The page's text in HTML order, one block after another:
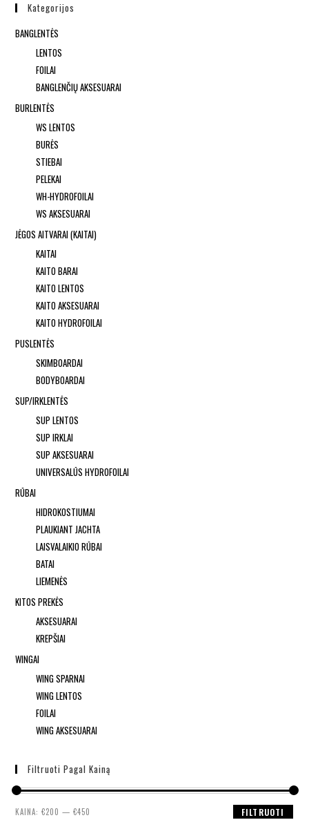
Kategorijos
BANGLENTĖS
LENTOS
FOILAI
BANGLENČIŲ AKSESUARAI
BURLENTĖS
WS LENTOS
BURĖS
STIEBAI
PELEKAI
WH-HYDROFOILAI
WS AKSESUARAI
JĖGOS AITVARAI (KAITAI)
KAITAI
KAITO BARAI
KAITO LENTOS
KAITO AKSESUARAI
KAITO HYDROFOILAI
PUSLENTĖS
SKIMBOARDAI
BODYBOARDAI
SUP/IRKLENTĖS
SUP LENTOS
SUP IRKLAI
SUP AKSESUARAI
UNIVERSALŪS HYDROFOILAI
RŪBAI
HIDROKOSTIUMAI
PLAUKIANT JACHTA
LAISVALAIKIO RŪBAI
BATAI
LIEMENĖS
KITOS PREKĖS
AKSESUARAI
KREPŠIAI
WINGAI
WING SPARNAI
WING LENTOS
FOILAI
WING AKSESUARAI
Filtruoti Pagal Kainą
FILTRUOTI
KAINA:€200 —€450